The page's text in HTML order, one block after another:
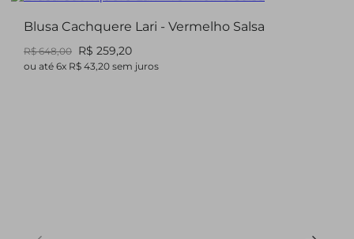
Blusa Cachquere Lari - Vermelho Salsa
R$ 648,00 R$ 259,20
ou até 6x R$ 43,20 sem juros